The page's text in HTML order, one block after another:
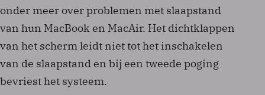
onder meer over problemen met slaapstand
van hun MacBook en MacAir. Het dichtklappen
van het scherm leidt niet tot het inschakelen
van de slaapstand en bij een tweede poging
bevriest het systeem.